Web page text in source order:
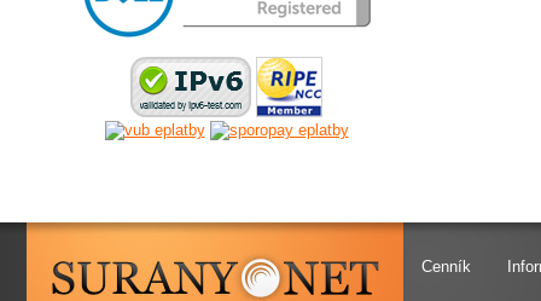
SURANY.NET Cenník